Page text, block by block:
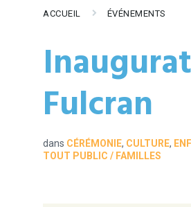
ACCUEIL ÉVÉNEMENTS
Fulcran
dans CÉRÉMONIE, CULTURE,
TOUT PUBLIC / FAMILLES